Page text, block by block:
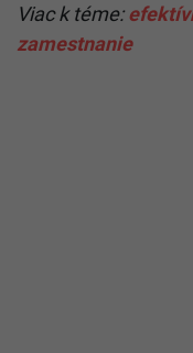
Viac k téme:
zamestnanie